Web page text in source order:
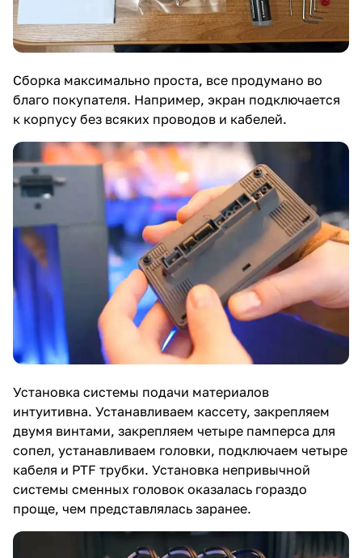
Сборка максимально проста, все продумано во
благо покупателя. Например, экран подключается
к корпусу без всяких проводов и кабелей.
Установка системы подачи материалов
интуитивна. Устанавливаем кассету, закрепляем
двумя винтами, закрепляем четыре памперса для
сопел, устанавливаем головки, подключаем четыре
кабеля и PTF трубки. Установка непривычной
системы сменных головок оказалась гораздо
проще, чем представлялась заранее.